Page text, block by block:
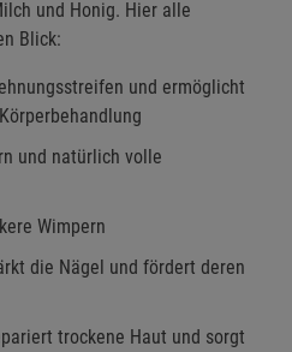
und Honig. Hier alle
Blick:
und ermöglicht
und natürlich volle
Wimpern
die Nägel und fördert deren
trockene Haut und sorgt